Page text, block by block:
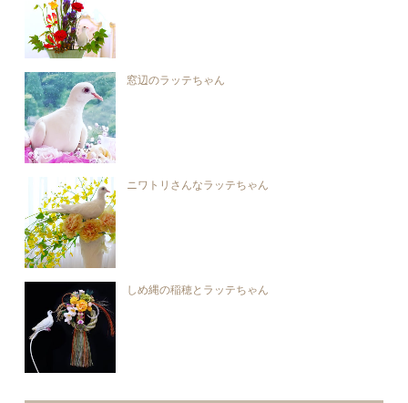
窓辺のラッテちゃん
ニワトリさんなラッテちゃん
しめ縄の稲穂とラッテちゃん